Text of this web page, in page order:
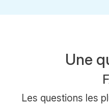
Une
Les questions les